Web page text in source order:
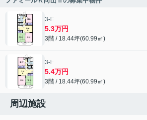
3-E
5.3万円
3階 / 18.44坪(60.99㎡)
3-F
5.4万円
3階 / 18.44坪(60.99㎡)
周辺施設